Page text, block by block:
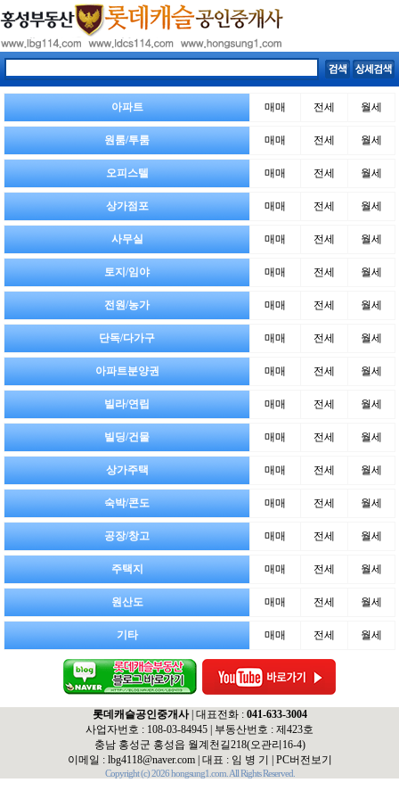
아파트 매매 전세 월세
원룸/투룸 매매 전세 월세
오피스텔 매매 전세 월세
상가점포 매매 전세 월세
사무실 매매 전세 월세
토지/임야 매매 전세 월세
전원/농가 매매 전세 월세
단독/다가구 매매 전세 월세
아파트분양권 매매 전세 월세
빌라/연립 매매 전세 월세
빌딩/건물 매매 전세 월세
상가주택 매매 전세 월세
숙박/콘도 매매 전세 월세
공장/창고 매매 전세 월세
주택지 매매 전세 월세
원산도 매매 전세 월세
기타 매매 전세 월세
롯데캐슬공인중개사| 대표전화 : 041-633-3004
사업자번호 : 108-03-84945 | 부동산번호 : 제423호
충남 홍성군 홍성읍 월계천길218(오관리16-4)
이메일 : lbg4118@naver.com| 대표 : 임 병 기 | PC버전보기
Copyright (c) 2026 hongsung1.com. All Rights Reserved.